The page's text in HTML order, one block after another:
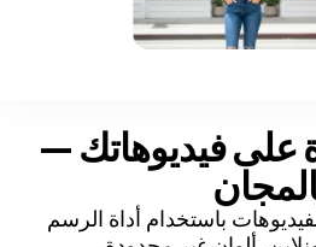
على فيديوهاتك —
باستخدام أداة الرسم